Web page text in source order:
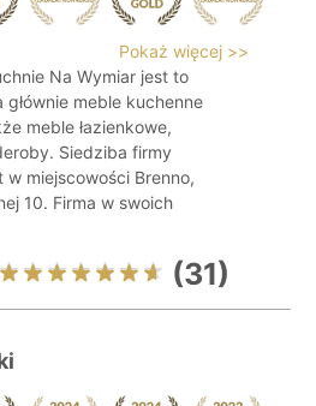
Pokaż więcej >>
Na Wymiar jest to
meble kuchenne
meble łazienkowe,
Siedziba firmy
w miejscowości Brenno,
10. Firma w swoich
(31)